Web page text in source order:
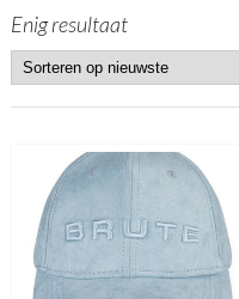
Enig resultaat